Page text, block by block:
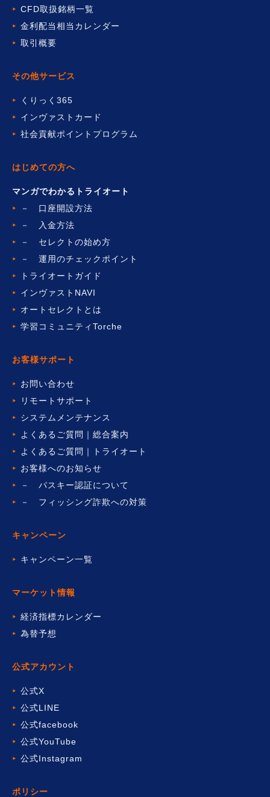
その他サービス
くりっく365
インヴァストカード
社会貢献ポイントプログラム
キャンペーン
キャンペーン一覧
マーケット情報
経済指標カレンダー
為替予想
公式アカウント
公式X
公式LINE
公式facebook
公式YouTube
公式Instagram
はじめての方へ
マンガでわかるトライオート
－ 口座開設方法
－ 入金方法
－ セレクトの始め方
－ 運用のチェックポイント
トライオートガイド
インヴァストNAVI
オートセレクトとは
学習コミュニティTorche
ポリシー
CFD取扱銘柄一覧
金利配当相当カレンダー
取引概要
お客様サポート
お問い合わせ
リモートサポート
システムメンテナンス
よくあるご質問｜総合案内
よくあるご質問｜トライオート
お客様へのお知らせ
－ パスキー認証について
－ フィッシング詐欺への対策